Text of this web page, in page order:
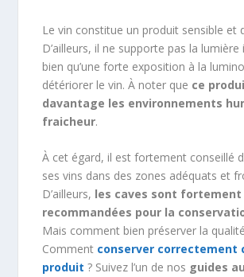
Le vin constitue un produit sensible et
D’ailleurs, il ne supporte pas la lumière
bien qu’une forte exposition à la
détériorer le vin. À noter que ce
davantage les environnements
fraicheur.
À cet égard, il est fortement conseillé
ses vins dans des zones adéquats et
D’ailleurs, les caves sont fortement
recommandées pour la
Mais comment bien préserver la
Comment conserver correctement
produit ? Suivez l’un de nos guides